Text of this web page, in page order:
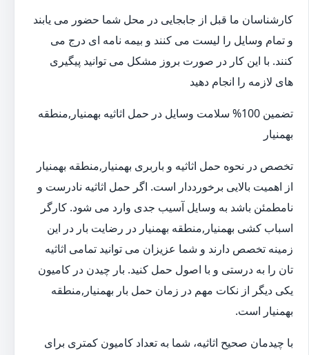
کارشناسان ما قبل از جابجایی در محل شما حضور می یابند
و تمام وسایل را لیست می کنند و بیمه نامه ای درج می
کنند. با این کار در صورت بروز مشکل می توانید پیگیری
های لازمه را انجام دهید
تضمین 100% سلامت وسایل در حمل اثاثیه بهمنیار,منطقه
بهمنیار
تخصص در نحوه حمل اثاثیه و باربری بهمنیار,منطقه بهمنیار
از اهمیت بالایی برخورددار است. اگر حمل اثاثیه نادرست و
نامطمئن باشد به وسایل آسیب جدی وارد می شود. کارگر
اسباب کشی بهمنیار,منطقه بهمنیار در رضایت بار در این
زمینه تخصص دارند و شما عزیزان می توانید تمامی اثاثیه
تان را به درستی و با اصول حمل کنید. بار چیدن در کامیون
یکی دیگر از نکات مهم در زمان حمل بار بهمنیار,منطقه
بهمنیار است.
با چیدمان صحیح اثاثیه، شما به تعداد کامیون کمتری برای